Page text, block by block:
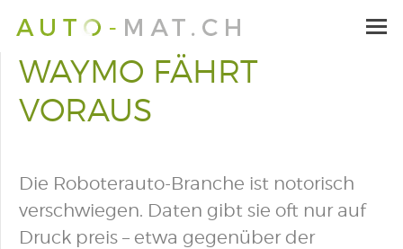
WAYMO FÄHRT
VORAUS
Die Roboterauto-Branche ist notorisch
verschwiegen. Daten gibt sie oft nur auf
Druck preis – etwa gegenüber der